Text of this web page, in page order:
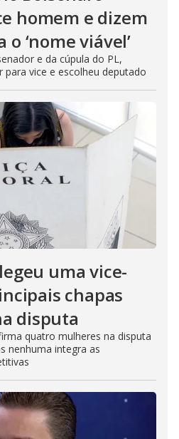
homem e dizem
‘nome viável’
e da cúpula do PL,
vice e escolheu deputado
uma vice-
chapas
disputa
quatro mulheres na disputa
nenhuma integra as